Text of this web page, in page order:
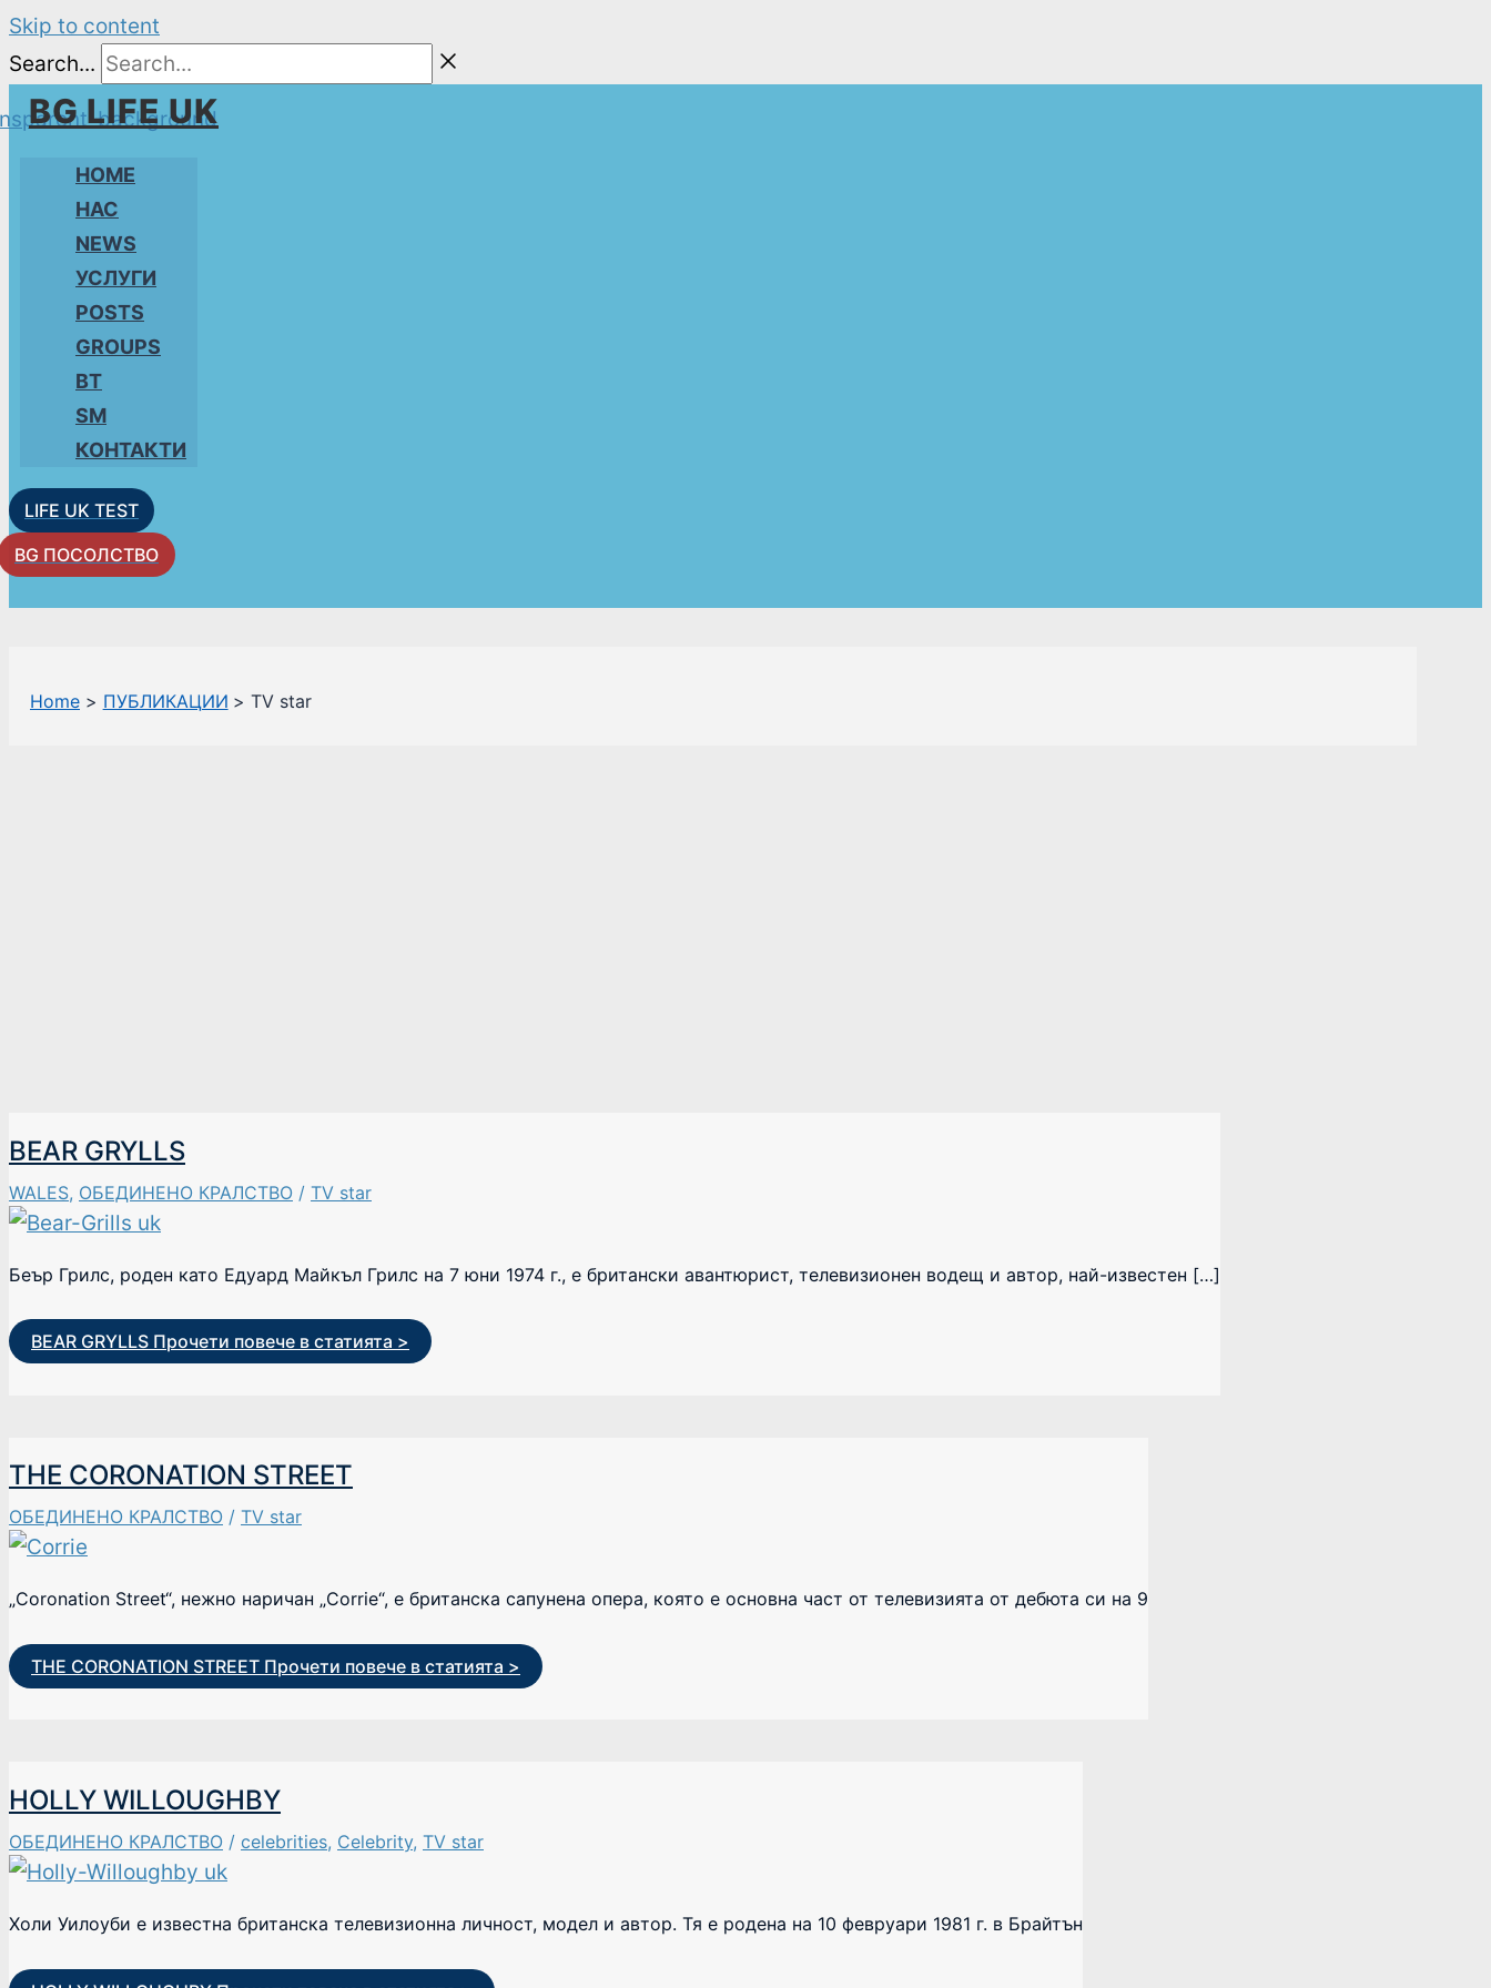
Skip to content
Search...
BG LIFE UK
HOME
НАС
NEWS
УСЛУГИ
POSTS
GROUPS
BT
SM
КОНТАКТИ
LIFE UK TEST
BG ПОСОЛСТВО
Home ПУБЛИКАЦИИ TV star
BEAR GRYLLS
WALES, ОБЕДИНЕНО КРАЛСТВО / TV star
Беър Грилс, роден като Едуард Майкъл Грилс на 7 юни 1974 г., е британски авантюрист, телевизионен водещ и автор, най-известен […]
BEAR GRYLLS Прочети повече в статията >
THE CORONATION STREET
ОБЕДИНЕНО КРАЛСТВО / TV star
„Coronation Street“, нежно наричан „Corrie“, е британска сапунена опера, която е основна част от телевизията от дебюта си на 9
THE CORONATION STREET Прочети повече в статията >
HOLLY WILLOUGHBY
ОБЕДИНЕНО КРАЛСТВО / celebrities, Celebrity, TV star
Холи Уилоуби е известна британска телевизионна личност, модел и автор. Тя е родена на 10 февруари 1981 г. в Брайтън